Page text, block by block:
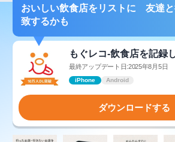
おいしい飲食店をリストに 友達
致するかも
もぐレコ-飲食店を記録
最終アップデート日:2025年8月5日
iPhone Android
ダウンロードする